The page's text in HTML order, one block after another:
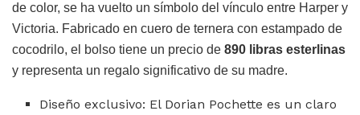
de color, se ha vuelto un símbolo del vínculo entre Harper y
Victoria. Fabricado en cuero de ternera con estampado de
cocodrilo, el bolso tiene un precio de 890 libras esterlinas
y representa un regalo significativo de su madre.
Diseño exclusivo: El Dorian Pochette es un claro